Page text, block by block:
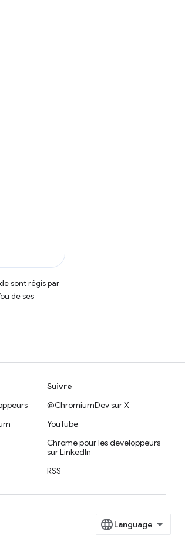
sont régis par
de ses
Suivre
@ChromiumDev sur X
YouTube
Chrome pour les développeurs
sur LinkedIn
RSS